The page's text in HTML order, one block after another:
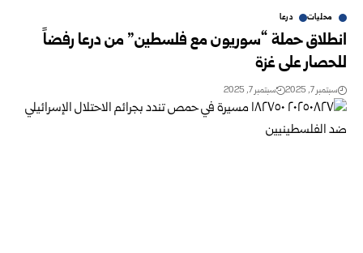
محليات درعا
انطلاق حملة “سوريون مع فلسطين” من درعا رفضاً
للحصار على غزة
سبتمبر 7, 2025 سبتمبر 7, 2025